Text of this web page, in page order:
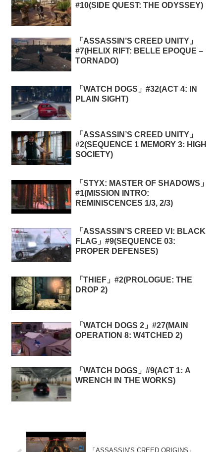
#10(SIDE QUEST: THE ODYSSEY)
「ASSASSIN’S CREED UNITY」
#7(HELIX RIFT: BELLE EPOQUE –
TORNADO)
「WATCH DOGS」#32(ACT 4: IN
PLAIN SIGHT)
「ASSASSIN’S CREED UNITY」
#2(SEQUENCE 1 MEMORY 3: HIGH
SOCIETY)
「STYX: MASTER OF SHADOWS」
#1(MISSION INTRO:
REMINISCENCES 1/3, 2/3)
「ASSASSIN’S CREED VI: BLACK
FLAG」#9(SEQUENCE 03:
PROPER DEFENSES)
「THIEF」#2(PROLOGUE: THE
DROP 2)
「WATCH DOGS 2」#27(MAIN
OPERATION 8: W4TCHED 2)
「WATCH DOGS」#9(ACT 1: A
WRENCH IN THE WORKS)
「ASSASSIN’S CREED ORIGINS」